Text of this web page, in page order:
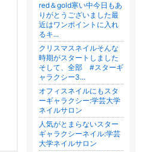
red＆gold寒い中今日もあ
りがとうございました最
近はワンポイントに入れ
るキ...
クリスマスネイルそんな
時期がスタートしました
そして、全部 #スターギ
ャラクシー3...
オフィスネイルにもスタ
ーギャラクシー:学芸大学
ネイルサロン
人気がとまらないスター
ギャラクシーネイル:学芸
大学ネイルサロン